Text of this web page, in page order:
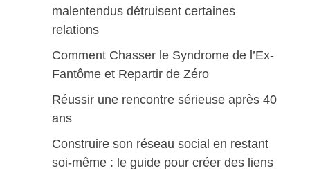
malentendus détruisent certaines
relations
Comment Chasser le Syndrome de l’Ex-
Fantôme et Repartir de Zéro
Réussir une rencontre sérieuse après 40
ans
Construire son réseau social en restant
soi-même : le guide pour créer des liens